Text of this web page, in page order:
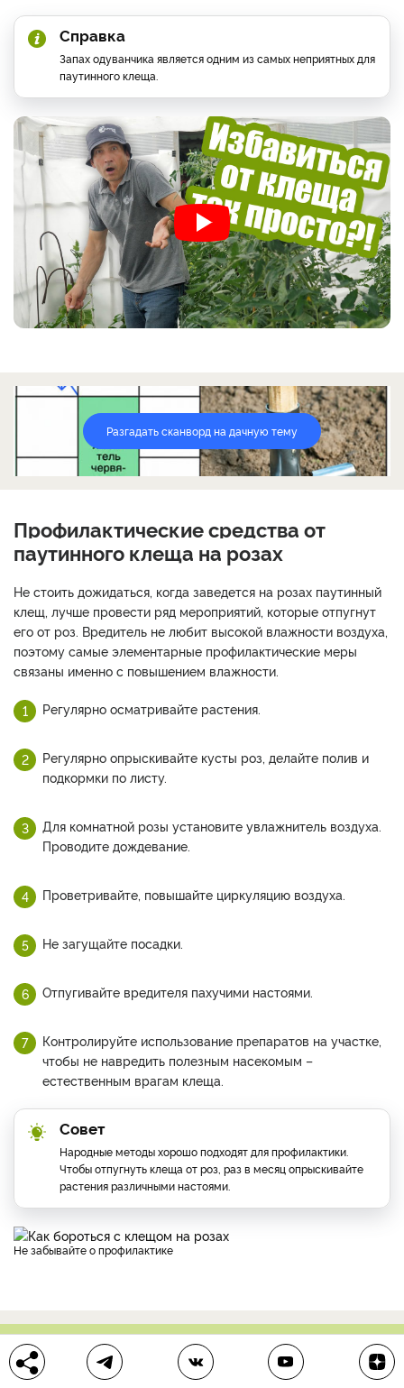
Справка
Запах одуванчика является одним из самых неприятных для
паутинного клеща.
Разгадать сканворд на дачную тему
Профилактические средства от
паутинного клеща на розах
Не стоить дожидаться, когда заведется на розах паутинный
клещ, лучше провести ряд мероприятий, которые отпугнут
его от роз. Вредитель не любит высокой влажности воздуха,
поэтому самые элементарные профилактические меры
связаны именно с повышением влажности.
Регулярно осматривайте растения.
Регулярно опрыскивайте кусты роз, делайте полив и
подкормки по листу.
Для комнатной розы установите увлажнитель воздуха.
Проводите дождевание.
Проветривайте, повышайте циркуляцию воздуха.
Не загущайте посадки.
Отпугивайте вредителя пахучими настоями.
Контролируйте использование препаратов на участке,
чтобы не навредить полезным насекомым –
естественным врагам клеща.
Совет
Народные методы хорошо подходят для профилактики.
Чтобы отпугнуть клеща от роз, раз в месяц опрыскивайте
растения различными настоями.
Не забывайте о профилактике
Есть вопрос?
Задайте его нашим экспертам в телеграм-чате